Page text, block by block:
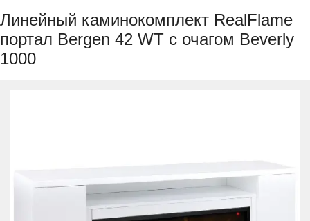
Линейный каминокомплект RealFlame
портал Bergen 42 WT с очагом Beverly
1000